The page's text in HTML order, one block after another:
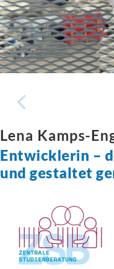
Lena Kamps-
Entwicklerin –
und gestaltet